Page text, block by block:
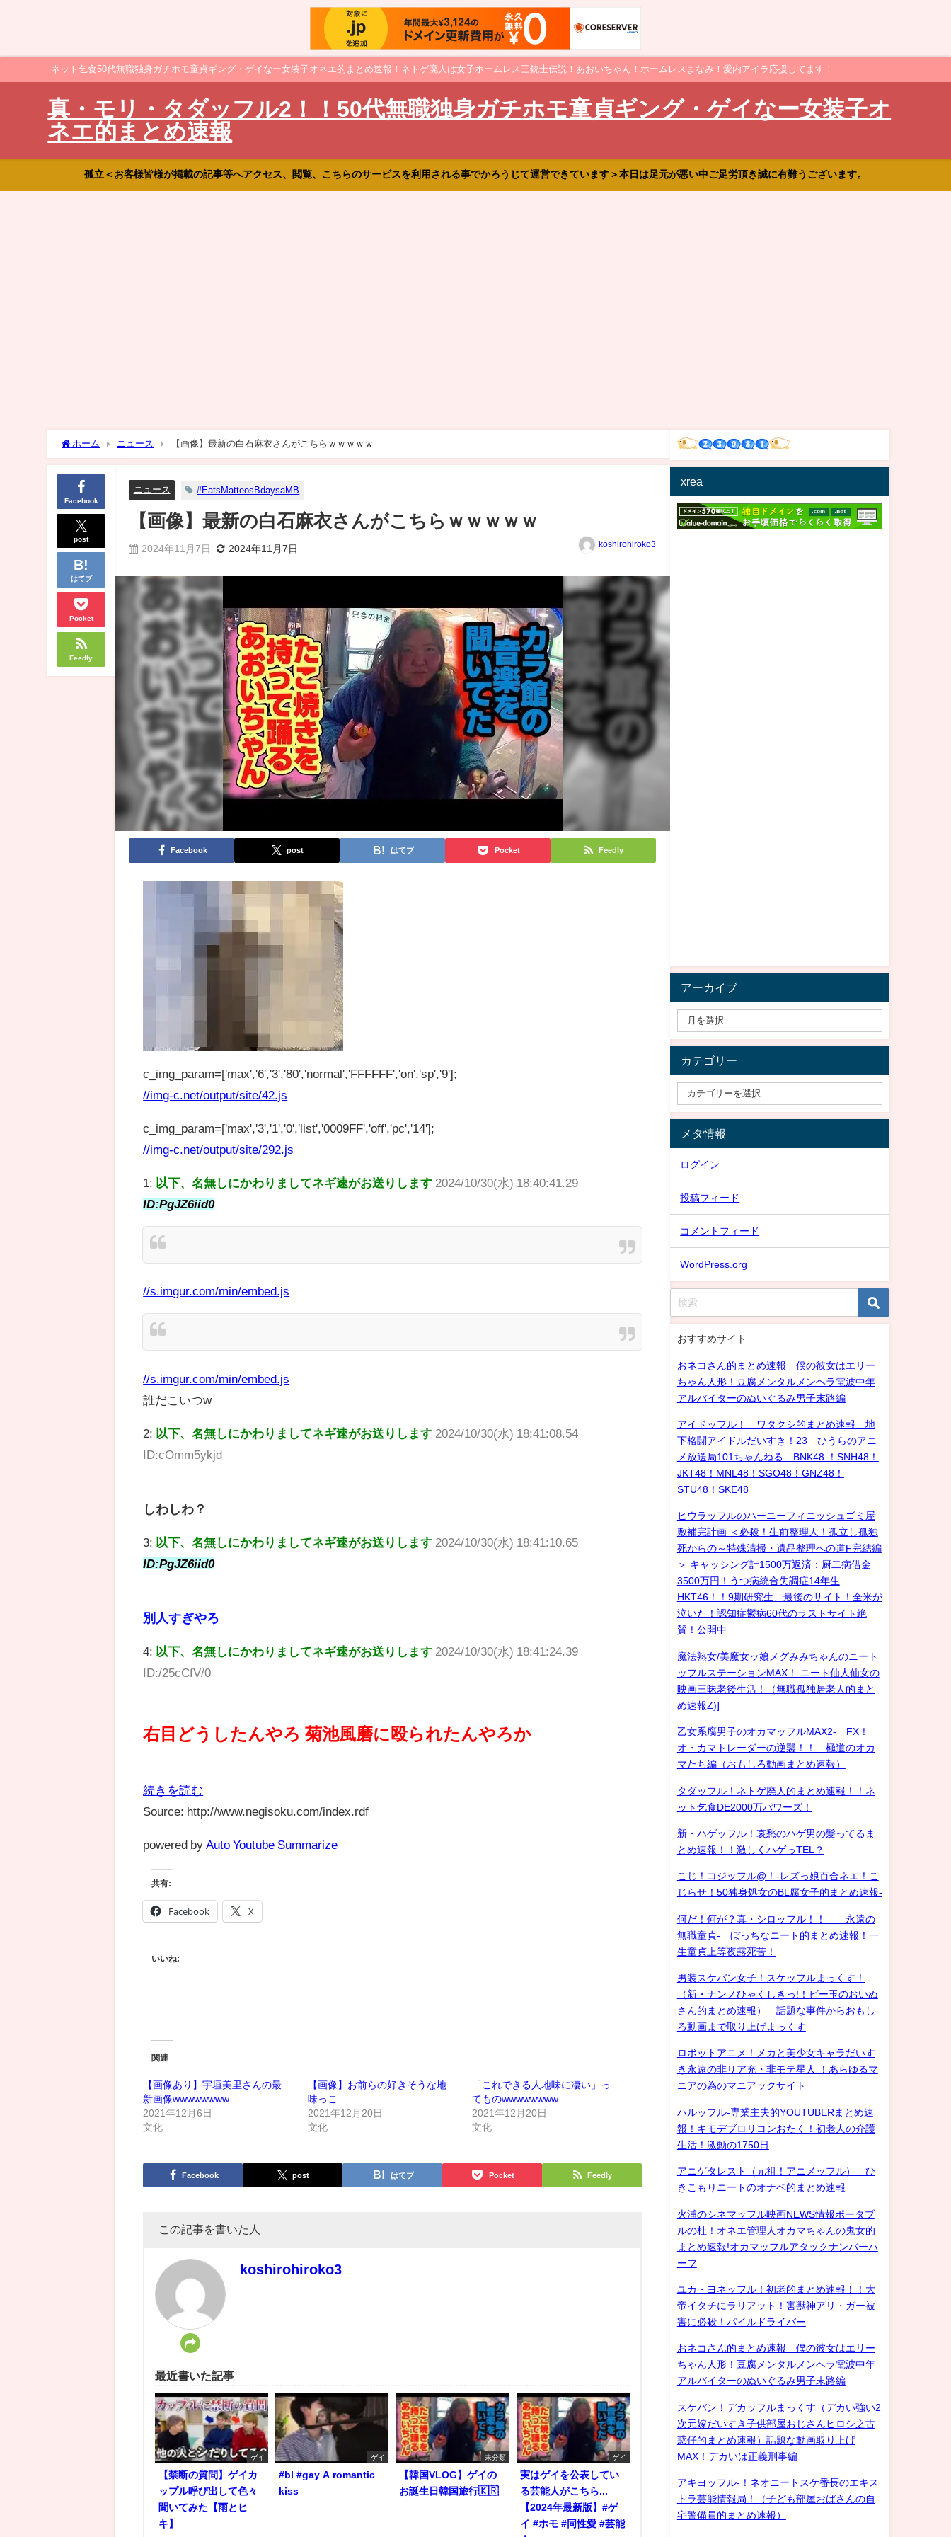
ネット乞食50代無職独身ガチホモ童貞ギング・ゲイなー女装子オネエ的まとめ速報！ネトゲ廃人は女子ホームレス三銃士伝説！あおいちゃん！ホームレスまなみ！愛内アイラ応援してます！
真・モリ・タダッフル2！！50代無職独身ガチホモ童貞ギング・ゲイなー女装子オ
ネエ的まとめ速報
孤立＜お客様皆様が掲載の記事等へアクセス、閲覧、こちらのサービスを利用される事でかろうじて運営できています＞本日は足元が悪い中ご足労頂き誠に有難うございます。
ホーム ニュース 【画像】最新の白石麻衣さんがこちらｗｗｗｗｗ
Facebook
post
はてブ
Pocket
Feedly
ニュース #EatsMatteosBdaysaMB
【画像】最新の白石麻衣さんがこちらｗｗｗｗｗ
2024年11月7日 2024年11月7日 koshirohiroko3
Facebook post はてブ Pocket Feedly
c_img_param=['max','6','3','80','normal','FFFFFF','on','sp','9'];
//img-c.net/output/site/42.js
c_img_param=['max','3','1','0','list','0009FF','off','pc','14'];
//img-c.net/output/site/292.js
1: 以下、名無しにかわりましてネギ速がお送りします 2024/10/30(水) 18:40:41.29
ID:PgJZ6iid0
//s.imgur.com/min/embed.js
//s.imgur.com/min/embed.js
誰だこいつw
2: 以下、名無しにかわりましてネギ速がお送りします 2024/10/30(水) 18:41:08.54
ID:cOmm5ykjd
しわしわ？
3: 以下、名無しにかわりましてネギ速がお送りします 2024/10/30(水) 18:41:10.65
ID:PgJZ6iid0
別人すぎやろ
4: 以下、名無しにかわりましてネギ速がお送りします 2024/10/30(水) 18:41:24.39
ID:/25cCfV/0
右目どうしたんやろ 菊池風磨に殴られたんやろか
続きを読む
Source: http://www.negisoku.com/index.rdf
powered by Auto Youtube Summarize
共有:
Facebook X
いいね:
関連
【画像あり】宇垣美里さんの最
新画像wwwwwwww
2021年12月6日
文化
【画像】お前らの好きそうな地
味っこ
2021年12月20日
文化
「これできる人地味に凄い」っ
てものwwwwwwww
2021年12月20日
文化
Facebook post はてブ Pocket Feedly
この記事を書いた人
koshirohiroko3
最近書いた記事
ゲイ
【禁断の質問】ゲイカ
ップル呼び出して色々
聞いてみた【雨とヒ
キ】
ゲイ
#bl #gay A romantic
kiss
未分類
【韓国VLOG】ゲイの
お誕生日韓国旅行🇰🇷
ゲイ
実はゲイを公表してい
る芸能人がこちら...
【2024年最新版】#ゲ
イ #ホモ #同性愛 #芸能
xrea
アーカイブ
カテゴリー
メタ情報
ログイン
投稿フィード
コメントフィード
WordPress.org
おすすめサイト
おネコさん的まとめ速報 僕の彼女はエリー
ちゃん人形！豆腐メンタルメンヘラ電波中年
アルバイターのぬいぐるみ男子末路編
アイドッフル！ ワタクシ的まとめ速報 地
下格闘アイドルだいすき！23 ひうらのアニ
メ放送局101ちゃんねる BNK48 ！SNH48！
JKT48！MNL48！SGO48！GNZ48！
STU48！SKE48
ヒウラッフルのハーニーフィニッシュゴミ屋
敷補完計画 ＜必殺！生前整理人！孤立し孤独
死からの～特殊清掃・遺品整理への道F完結編
＞ キャッシング計1500万返済：厨二病借金
3500万円！うつ病統合失調症14年生
HKT46！！9期研究生、最後のサイト！全米が
泣いた！認知症鬱病60代のラストサイト絶
賛！公開中
魔法熟女/美魔女ッ娘メグみみちゃんのニート
ッフルステーションMAX！ ニート仙人仙女の
映画三昧老後生活！（無職孤独居老人的まと
め速報Z)]
乙女系腐男子のオカマッフルMAX2- FX！
オ・カマトレーダーの逆襲！！ 極道のオカ
マたち編（おもしろ動画まとめ速報）
タダッフル！ネトゲ廃人的まとめ速報！！ネ
ット乞食DE2000万パワーズ！
新・ハゲッフル！哀愁のハゲ男の髪ってるま
とめ速報！！激しくハゲっTEL？
こじ！コジッフル@！-レズっ娘百合ネエ！こ
じらせ！50独身処女のBL腐女子的まとめ速報-
何だ！何が？真・シロッフル！！ 永遠の
無職童貞- ぼっちなニート的まとめ速報！一
生童貞上等夜露死苦！
男装スケバン女子！スケッフルまっくす！
（新・ナンノひゃくしきっ!！ビー玉のおいぬ
さん的まとめ速報） 話題な事件からおもし
ろ動画まで取り上げまっくす
ロボットアニメ！メカと美少女キャラだいす
き永遠の非リア充・非モテ星人 ！あらゆるマ
ニアの為のマニアックサイト
ハルッフル-専業主夫的YOUTUBERまとめ速
報！キモデブロリコンおたく！初老人の介護
生活！激動の1750日
アニゲタレスト（元祖！アニメッフル） ひ
きこもりニートのオナベ的まとめ速報
火浦のシネマッフル映画NEWS情報ポータブ
ルの杜！オネエ管理人オカマちゃんの鬼女的
まとめ速報!オカマッフルアタックナンバーハ
ーフ
ユカ・ヨネッフル！初老的まとめ速報！！大
帝イタチにラリアット！害獣神アリ・ガー被
害に必殺！パイルドライバー
おネコさん的まとめ速報 僕の彼女はエリー
ちゃん人形！豆腐メンタルメンヘラ電波中年
アルバイターのぬいぐるみ男子末路編
スケバン！デカッフルまっくす（デカい強い2
次元嫁だいすき子供部屋おじさんヒロシ之古
惑仔的まとめ速報）話題な動画取り上げ
MAX！デカいは正義刑事編
アキヨッフル-！ネオニートスケ番長のエキス
トラ芸能情報局！（子ども部屋おばさんの自
宅警備員的まとめ速報）